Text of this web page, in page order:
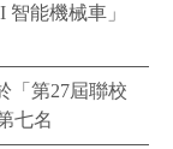
能機械車」
「第27屆聯校
七名